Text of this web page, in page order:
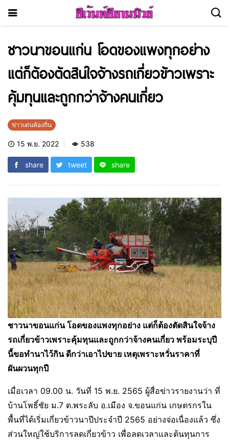
ชาวนาขอนแก่น โอดของแพงทุกอย่าง
แต่ก็ต้องตัดสินใจจ้างรถเกี่ยวข้าวเพราะ
คุ้มทุนและถูกกว่าจ้างคนเกี่ยว
ข่าวเด่นท้องถิ่น
15 พ.ย. 2022 538
share tweet share
ชาวนาขอนแก่น โอดของแพงทุกอย่าง แต่ก็ต้องตัดสินใจจ้าง
รถเกี่ยวข้าวเพราะคุ้มทุนและถูกกว่าจ้างคนเกี่ยว พร้อมระบุปี
นี้ขอทำนาไว้กิน ดีกว่าเอาไปขาย เหตุเพราะหวั่นราคาที่
ผันผวนทุกปี
เมื่อเวลา 09.00 น. วันที่ 15 พ.ย. 2565 ผู้สื่อข่าวรายงานว่า ที่
บ้านโพธิ์ชัย ม.7 ต.พระลับ อ.เมือง จ.ขอนแก่น เกษตรกรใน
พื้นที่ได้เริ่มเกี่ยวข้าวนาปีประจำปี 2565 อย่างจ่อเนื่องแล้ว ซึ่ง
ส่วนใหญ่ใช้บริการลดเกี่ยวข้าว เพื่อลดเวลาและต้นทุนการ